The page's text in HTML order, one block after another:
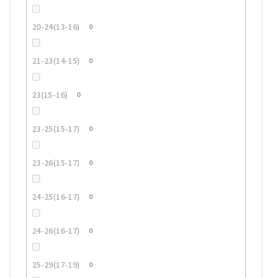
20-24(13-16) 0
21-23(14-15) 0
23(15-16) 0
23-25(15-17) 0
23-26(15-17) 0
24-25(16-17) 0
24-26(16-17) 0
25-29(17-19) 0